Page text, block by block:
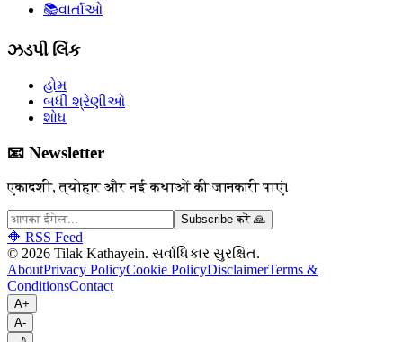
📚વાર્તાઓ
ઝડપી લિંક
હોમ
બધી શ્રેણીઓ
શોધ
📧 Newsletter
एकादशी, त्योहार और नई कथाओं की जानकारी पाएं।
Subscribe करें 🙏
🔶 RSS Feed
© 2026 Tilak Kathayein. સર્વાધિકાર સુરક્ષિત.
AboutPrivacy PolicyCookie PolicyDisclaimerTerms &
ConditionsContact
A+
A-